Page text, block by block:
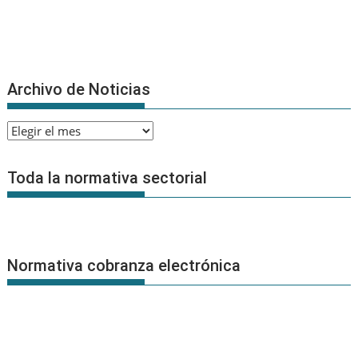
Archivo de Noticias
Archivo
Noticias
Toda la normativa sectorial
Normativa cobranza electrónica